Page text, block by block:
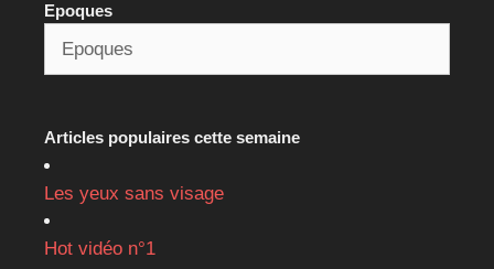
Epoques
Articles populaires cette semaine
Les yeux sans visage
Hot vidéo n°1